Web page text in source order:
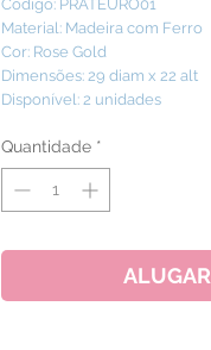
Código: PRATEURO01
Material: Madeira com Ferro
Cor: Rose Gold
Dimensões: 29 diam x 22 alt
Disponível: 2 unidades
Quantidade *
ALUGAR